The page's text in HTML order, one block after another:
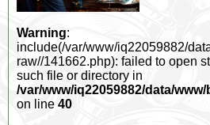
Warning:
include(/var/www/iq22059882/
raw//141662.php): failed to open
such file or directory in
/var/www/iq22059882/data/
on line 40